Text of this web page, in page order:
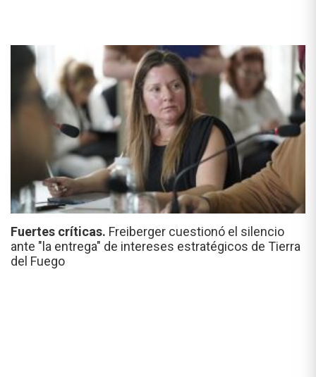
Fuertes críticas. Freiberger cuestionó el silencio
ante "la entrega" de intereses estratégicos de Tierra
del Fuego